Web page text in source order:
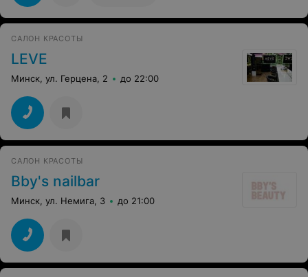
решусь на вторую, буду делать только у неё.
Рекомендую всем, особенно женщинам. Лида - вы
САЛОН КРАСОТЫ
LEVE
Минск, ул. Герцена, 2 до 22:00
САЛОН КРАСОТЫ
Bby's nailbar
Минск, ул. Немига, 3 до 21:00